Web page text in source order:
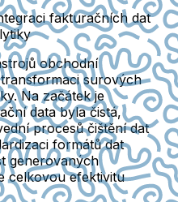
fakturačních dat
obchodní
surových
Na začátek je
data byla čistá,
procesů čištění dat
formátů dat
generovaných
celkovou efektivitu